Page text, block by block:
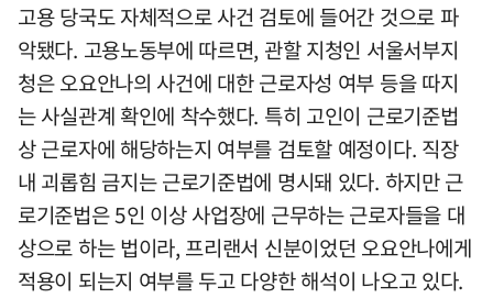
고용 당국도 자체적으로 사건 검토에 들어간 것으로 파
악됐다. 고용노동부에 따르면, 관할 지청인 서울서부지
청은 오요안나의 사건에 대한 근로자성 여부 등을 따지
는 사실관계 확인에 착수했다. 특히 고인이 근로기준법
상 근로자에 해당하는지 여부를 검토할 예정이다. 직장
내 괴롭힘 금지는 근로기준법에 명시돼 있다. 하지만 근
로기준법은 5인 이상 사업장에 근무하는 근로자들을 대
상으로 하는 법이라, 프리랜서 신분이었던 오요안나에게
적용이 되는지 여부를 두고 다양한 해석이 나오고 있다.